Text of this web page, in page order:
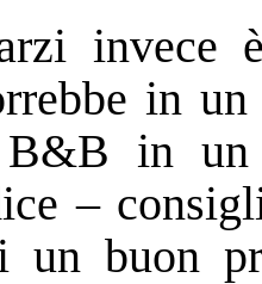
invece
in
in un
–
un buon